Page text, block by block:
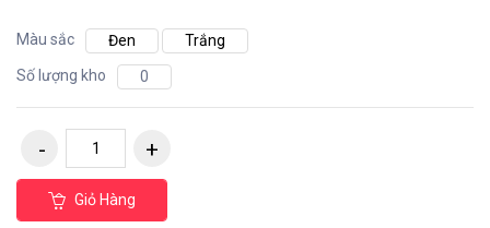
Màu sắc Đen
Trắng
Số lượng kho
0
Giỏ Hàng